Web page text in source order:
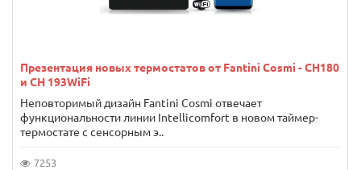
Презентация новых термостатов от Fantini Cosmi - CH180
и CH 193WiFi
Неповторимый дизайн Fantini Cosmi отвечает
функциональности линии Intellicomfort в новом таймер-
термостате с сенсорным э..
7253